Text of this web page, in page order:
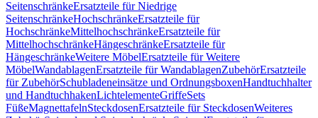
SeitenschränkeErsatzteile für Niedrige
SeitenschränkeHochschränkeErsatzteile für
HochschränkeMittelhochschränkeErsatzteile für
MittelhochschränkeHängeschränkeErsatzteile für
HängeschränkeWeitere MöbelErsatzteile für Weitere
MöbelWandablagenErsatzteile für WandablagenZubehörErsatzteile
für ZubehörSchubladeneinsätze und OrdnungsboxenHandtuchhalter
und HandtuchhakenLichtelementeGriffeSets
FüßeMagnettafelnSteckdosenErsatzteile für SteckdosenWeiteres